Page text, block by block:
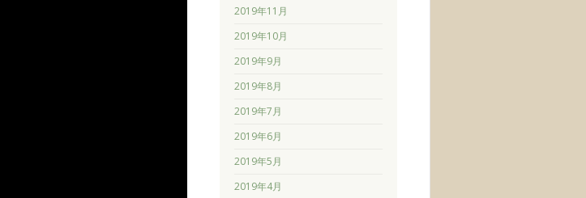
2019年11月
2019年10月
2019年9月
2019年8月
2019年7月
2019年6月
2019年5月
2019年4月